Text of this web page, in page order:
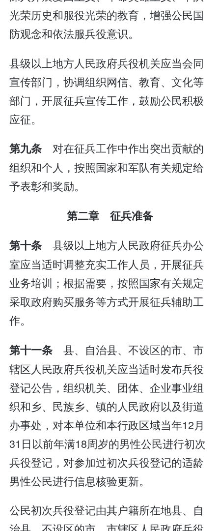
光荣历史和服役光荣的教育，增强公民国
防观念和依法服兵役意识。
县级以上地方人民政府兵役机关应当会同
宣传部门，协调组织网信、教育、文化等
部门，开展征兵宣传工作，鼓励公民积极
应征。
第九条 对在征兵工作中作出突出贡献的
组织和个人，按照国家和军队有关规定给
予表彰和奖励。
第二章 征兵准备
第十条 县级以上地方人民政府征兵办公
室应当适时调整充实工作人员，开展征兵
业务培训；根据需要，按照国家有关规定
采取政府购买服务等方式开展征兵辅助工
作。
第十一条 县、自治县、不设区的市、市
辖区人民政府兵役机关应当适时发布兵役
登记公告，组织机关、团体、企业事业组
织和乡、民族乡、镇的人民政府以及街道
办事处，对本单位和本行政区域当年12月
31日以前年满18周岁的男性公民进行初次
兵役登记，对参加过初次兵役登记的适龄
男性公民进行信息核验更新。
公民初次兵役登记由其户籍所在地县、自